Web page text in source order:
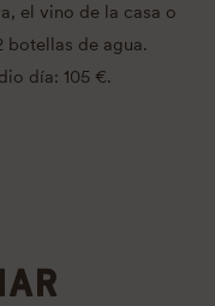
el vino de la casa o
botellas de agua.
día: 105 €.